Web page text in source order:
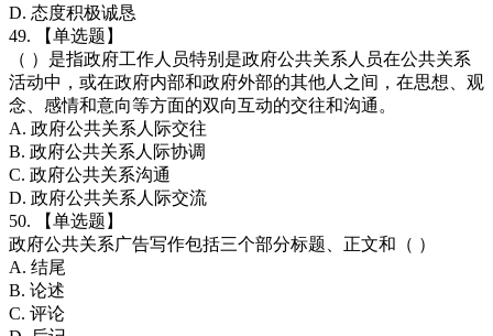
D. 态度积极诚恳
49. 【单选题】
（ ）是指政府工作人员特别是政府公共关系人员在公共关系
活动中，或在政府内部和政府外部的其他人之间，在思想、观
念、感情和意向等方面的双向互动的交往和沟通。
A. 政府公共关系人际交往
B. 政府公共关系人际协调
C. 政府公共关系沟通
D. 政府公共关系人际交流
50. 【单选题】
政府公共关系广告写作包括三个部分标题、正文和（ ）
A. 结尾
B. 论述
C. 评论